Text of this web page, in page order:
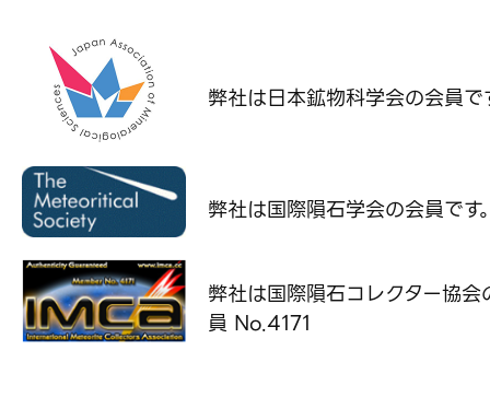
弊社は日本鉱物科学会の会員で
弊社は国際隕石学会の会員です
弊社は国際隕石コレクター協会
員 No.4171